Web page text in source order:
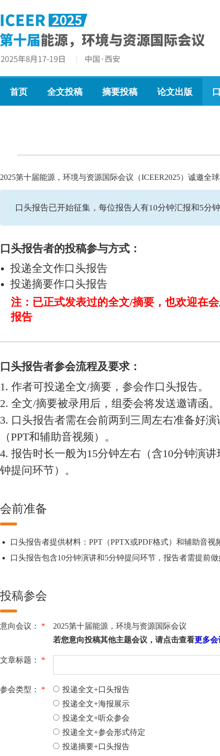
首页 全文投稿 摘要投稿 论文出版
2025第十届能源，环境与资源国际会议（ICEER2025）诚邀全
口头报告已开始征集，每位报告人有10分钟汇报和5分
口头报告者的投稿参与方式：
投递全文作口头报告
投递摘要作口头报告
注：已正式发表过的全文/摘要，也欢迎在
报告
口头报告者参会流程及要求：
1. 作者可投递全文/摘要，参会作口头报告。
2. 全文/摘要被录用后，组委会将发送邀请函。
3. 口头报告者需在会前两到三周左右准备好演
（PPT和辅助音视频）。
4. 报告时长一般为15分钟左右（含10分钟演讲
钟提问环节）。
会前准备
口头报告者提供材料：PPT（PPTX或PDF格式）和辅助音视
口头报告包含10分钟演讲和5分钟提问环节，报告者需提前
投稿参会
意向会议： *
2025第十届能源，环境与资源国际会议
若您意向投稿其他主题会议，请点击查看更多会
文章标题： *
参会类型： *
投递全文+口头报告
投递全文+海报展示
投递全文+听众参会
投递全文+参会形式待定
投递摘要+口头报告